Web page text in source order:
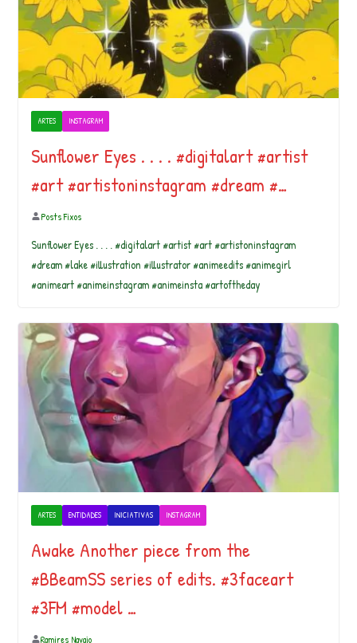
ARTES INSTAGRAM
Sunflower Eyes . . . . #digitalart #artist
#art #artistoninstagram #dream #…
Posts Fixos
Sunflower Eyes . . . . #digitalart #artist #art #artistoninstagram
#dream #lake #illustration #illustrator #animeedits #animegirl
#animeart #animeinstagram #animeinsta #artoftheday
ARTES ENTIDADES INICIATIVAS INSTAGRAM
Awake Another piece from the
#BBeamSS series of edits. #3faceart
#3FM #model …
Ramires Navajo